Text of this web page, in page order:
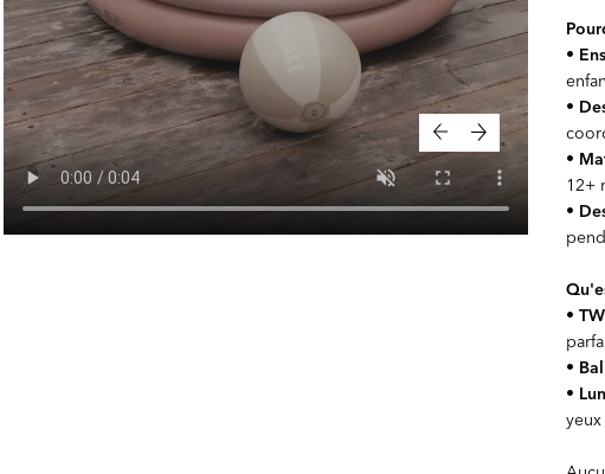
•
•
•
12+
•
•
•
•